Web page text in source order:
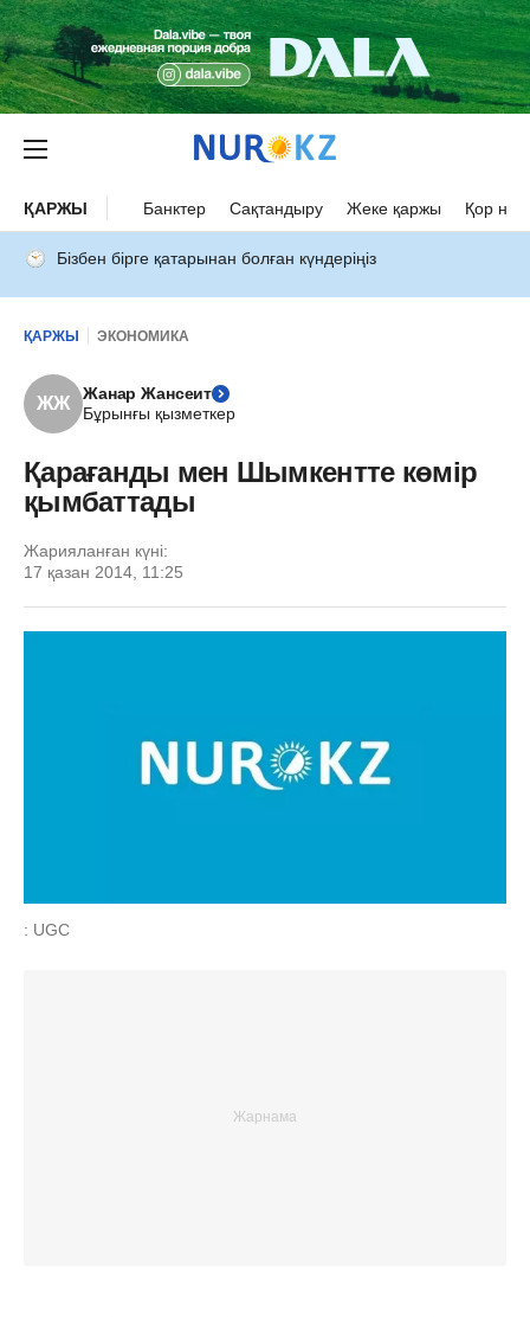
ҚАРЖЫ Банктер Сақтандыру Жеке қаржы Қор
Бізбен бірге қатарынан болған күндеріңіз
ҚАРЖЫ ЭКОНОМИКА
ЖЖ
Жанар Жансеит
Бұрынғы қызметкер
Қарағанды мен Шымкентте көмір
қымбаттады
Жарияланған күні:
17 қазан 2014, 11:25
: UGC